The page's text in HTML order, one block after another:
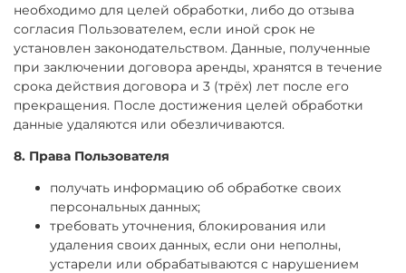
необходимо для целей обработки, либо до отзыва
согласия Пользователем, если иной срок не
установлен законодательством. Данные, полученные
при заключении договора аренды, хранятся в течение
срока действия договора и 3 (трёх) лет после его
прекращения. После достижения целей обработки
данные удаляются или обезличиваются.
8. Права Пользователя
получать информацию об обработке своих
персональных данных;
требовать уточнения, блокирования или
удаления своих данных, если они неполны,
устарели или обрабатываются с нарушением